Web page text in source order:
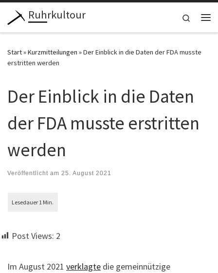
Zum Inhalt springen
Ruhrkultour
Search
Start»Kurzmitteilungen »Der Einblick in die Daten der FDA musste
erstritten werden
Der Einblick in die Daten
der FDA musste erstritten
werden
Veröffentlicht am 25. August 2021
Post Views: 2
Im August 2021 verklagte die gemeinnützige